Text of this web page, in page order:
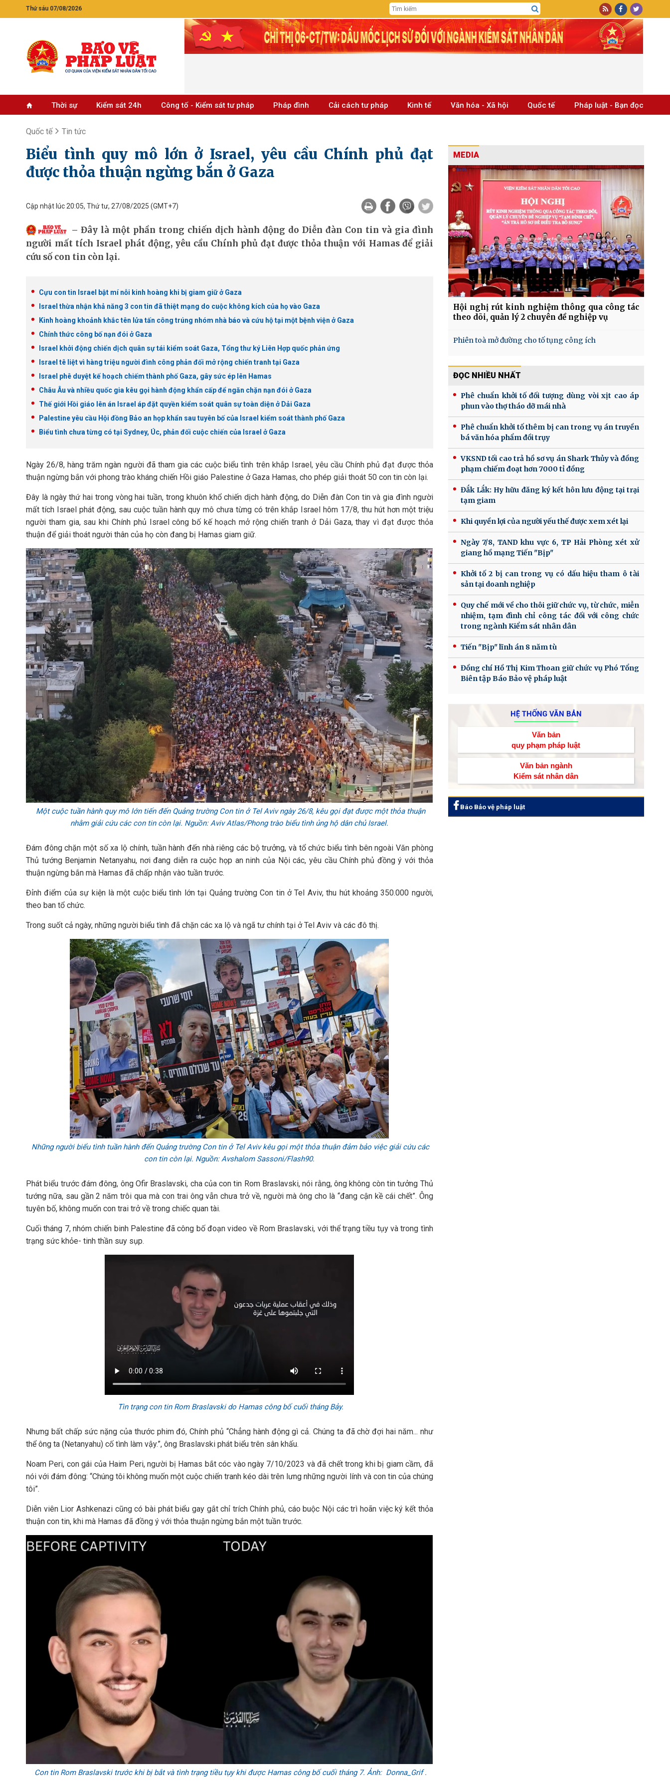
Thứ sáu 07/08/2026
Thời sự Kiểm sát 24h Công tố - Kiểm sát tư pháp Pháp đình Cải cách tư pháp Kinh tế Văn hóa - Xã hội Quốc tế Pháp luật - Bạn đọc
Quốc tế Tin tức
Biểu tình quy mô lớn ở Israel, yêu cầu Chính phủ đạt
được thỏa thuận ngừng bắn ở Gaza
Cập nhật lúc 20:05, Thứ tư, 27/08/2025 (GMT+7)
Đây là một phần trong chiến dịch hành động do Diễn đàn Con tin và gia đình
người mất tích Israel phát động, yêu cầu Chính phủ đạt được thỏa thuận với Hamas để giải
cứu số con tin còn lại.
Cựu con tin Israel bật mí nỗi kinh hoàng khi bị giam giữ ở Gaza
Israel thừa nhận khả năng 3 con tin đã thiệt mạng do cuộc không kích của họ vào Gaza
Kinh hoàng khoảnh khắc tên lửa tấn công trúng nhóm nhà báo và cứu hộ tại một bệnh viện ở Gaza
Chính thức công bố nạn đói ở Gaza
Israel khởi động chiến dịch quân sự tái kiểm soát Gaza, Tổng thư ký Liên Hợp quốc phản ứng
Israel tê liệt vì hàng triệu người đình công phản đối mở rộng chiến tranh tại Gaza
Israel phê duyệt kế hoạch chiếm thành phố Gaza, gây sức ép lên Hamas
Châu Âu và nhiều quốc gia kêu gọi hành động khẩn cấp để ngăn chặn nạn đói ở Gaza
Thế giới Hồi giáo lên án Israel áp đặt quyền kiểm soát quân sự toàn diện ở Dải Gaza
Palestine yêu cầu Hội đồng Bảo an họp khẩn sau tuyên bố của Israel kiểm soát thành phố Gaza
Biểu tình chưa từng có tại Sydney, Úc, phản đối cuộc chiến của Israel ở Gaza
Ngày 26/8, hàng trăm ngàn người đã tham gia các cuộc biểu tình trên khắp Israel, yêu cầu Chính phủ đạt được thỏa
thuận ngừng bắn với phong trào kháng chiến Hồi giáo Palestine ở Gaza Hamas, cho phép giải thoát 50 con tin còn lại.
Đây là ngày thứ hai trong vòng hai tuần, trong khuôn khổ chiến dịch hành động, do Diễn đàn Con tin và gia đình người
mất tích Israel phát động, sau cuộc tuần hành quy mô chưa từng có trên khắp Israel hôm 17/8, thu hút hơn một triệu
người tham gia, sau khi Chính phủ Israel công bố kế hoạch mở rộng chiến tranh ở Dải Gaza, thay vì đạt được thỏa
thuận để giải thoát người thân của họ còn đang bị Hamas giam giữ.
Một cuộc tuần hành quy mô lớn tiến đến Quảng trường Con tin ở Tel Aviv ngày 26/8, kêu gọi đạt được một thỏa thuận
nhằm giải cứu các con tin còn lại. Nguồn: Aviv Atlas/Phong trào biểu tình ủng hộ dân chủ Israel.
Đám đông chặn một số xa lộ chính, tuần hành đến nhà riêng các bộ trưởng, và tổ chức biểu tình bên ngoài Văn phòng
Thủ tướng Benjamin Netanyahu, nơi đang diễn ra cuộc họp an ninh của Nội các, yêu cầu Chính phủ đồng ý với thỏa
thuận ngừng bắn mà Hamas đã chấp nhận vào tuần trước.
Đỉnh điểm của sự kiện là một cuộc biểu tình lớn tại Quảng trường Con tin ở Tel Aviv, thu hút khoảng 350.000 người,
theo ban tổ chức.
Trong suốt cả ngày, những người biểu tình đã chặn các xa lộ và ngã tư chính tại ở Tel Aviv và các đô thị.
Những người biểu tình tuần hành đến Quảng trường Con tin ở Tel Aviv kêu gọi một thỏa thuận đảm bảo việc giải cứu các
con tin còn lại. Nguồn: Avshalom Sassoni/Flash90.
Phát biểu trước đám đông, ông Ofir Braslavski, cha của con tin Rom Braslavski, nói rằng, ông không còn tin tưởng Thủ
tướng nữa, sau gần 2 năm trôi qua mà con trai ông vẫn chưa trở về, người mà ông cho là “đang cận kề cái chết”. Ông
tuyên bố, không muốn con trai trở về trong chiếc quan tài.
Cuối tháng 7, nhóm chiến binh Palestine đã công bố đoạn video về Rom Braslavski, với thể trạng tiều tụy và trong tình
trạng sức khỏe- tinh thần suy sụp.
Tìn trạng con tin Rom Braslavski do Hamas công bố cuối tháng Bảy.
Nhưng bất chấp sức nặng của thước phim đó, Chính phủ “Chẳng hành động gì cả. Chúng ta đã chờ đợi hai năm... như
thể ông ta (Netanyahu) cố tình làm vậy.”, ông Braslavski phát biểu trên sân khấu.
Noam Peri, con gái của Haim Peri, người bị Hamas bắt cóc vào ngày 7/10/2023 và đã chết trong khi bị giam cầm, đã
nói với đám đông: “Chúng tôi không muốn một cuộc chiến tranh kéo dài trên lưng những người lính và con tin của chúng
tôi”.
Diễn viên Lior Ashkenazi cũng có bài phát biểu gay gắt chỉ trích Chính phủ, cáo buộc Nội các trì hoãn việc ký kết thỏa
thuận con tin, khi mà Hamas đã đồng ý với thỏa thuận ngừng bắn một tuần trước.
Con tin Rom Braslavski trước khi bị bắt và tình trạng tiều tụy khi được Hamas công bố cuối tháng 7. Ảnh: Donna_Grif .
MEDIA
Hội nghị rút kinh nghiệm thông qua công tác
theo dõi, quản lý 2 chuyên đề nghiệp vụ
Phiên toà mở đường cho tố tụng công ích
ĐỌC NHIỀU NHẤT
Phê chuẩn khởi tố đối tượng dùng vòi xịt cao áp
phun vào thợ tháo dỡ mái nhà
Phê chuẩn khởi tố thêm bị can trong vụ án truyền
bá văn hóa phẩm đồi trụy
VKSND tối cao trả hồ sơ vụ án Shark Thủy và đồng
phạm chiếm đoạt hơn 7000 tỉ đồng
Đắk Lắk: Hy hữu đăng ký kết hôn lưu động tại trại
tạm giam
Khi quyền lợi của người yếu thế được xem xét lại
Ngày 7/8, TAND khu vực 6, TP Hải Phòng xét xử
giang hồ mạng Tiến "Bịp"
Khởi tố 2 bị can trong vụ có dấu hiệu tham ô tài
sản tại doanh nghiệp
Quy chế mới về cho thôi giữ chức vụ, từ chức, miễn
nhiệm, tạm đình chỉ công tác đối với công chức
trong ngành Kiểm sát nhân dân
Tiến "Bịp" lĩnh án 8 năm tù
Đồng chí Hồ Thị Kim Thoan giữ chức vụ Phó Tổng
Biên tập Báo Bảo vệ pháp luật
HỆ THỐNG VĂN BẢN
Văn bản
quy phạm pháp luật
Văn bản ngành
Kiểm sát nhân dân
Báo Bảo vệ pháp luật